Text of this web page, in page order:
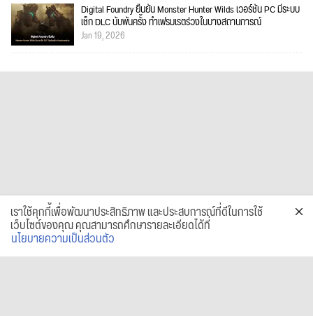
Digital Foundry ยืนยัน Monster Hunter Wilds เวอร์ชัน PC มีระบบ
เช็ก DLC นับพันครั้ง ทำเฟรมเรตร่วงในบางสถานการณ์
Jan 19, 2026
เราใช้คุกกี้เพื่อพัฒนาประสิทธิภาพ และประสบการณ์ที่ดีในการใช้
เว็บไซต์ของคุณ คุณสามารถศึกษารายละเอียดได้ที่
นโยบายความเป็นส่วนตัว